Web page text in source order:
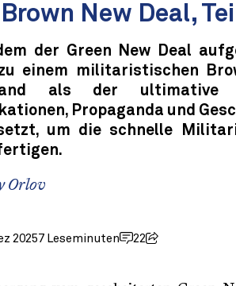
Brown New Deal,
der Green New Deal
einem militaristischen
als der ultimative
Propaganda und
um die schnelle
Orlov
20257 Leseminuten 22